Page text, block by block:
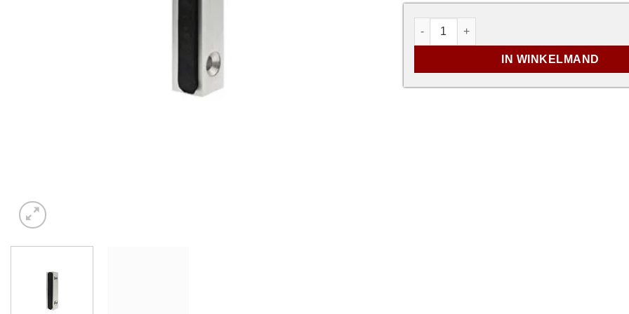
Te schroeven aanslagstuk met nopjes
IN WINKELMAND